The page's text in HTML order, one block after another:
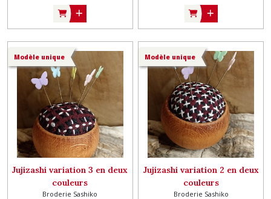
Modèle unique
Jujizashi variation 3 en deux
couleurs
Broderie Sashiko
Modèle unique
Jujizashi variation 2 en deux
couleurs
Broderie Sashiko